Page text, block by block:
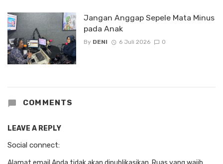
Jangan Anggap Sepele Mata Minus
pada Anak
By DENI 6 Juli 2026 0
COMMENTS
LEAVE A REPLY
Social connect: